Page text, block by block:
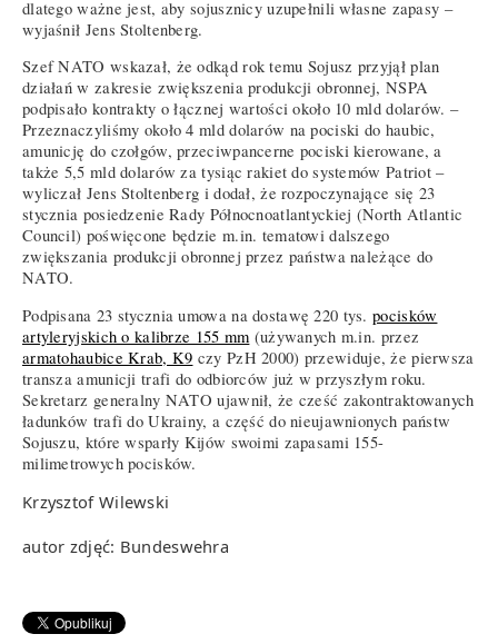
dlatego ważne jest, aby sojusznicy uzupełnili własne zapasy –
wyjaśnił Jens Stoltenberg.
Szef NATO wskazał, że odkąd rok temu Sojusz przyjął plan
działań w zakresie zwiększenia produkcji obronnej, NSPA
podpisało kontrakty o łącznej wartości około 10 mld dolarów. –
Przeznaczyliśmy około 4 mld dolarów na pociski do haubic,
amunicję do czołgów, przeciwpancerne pociski kierowane, a
także 5,5 mld dolarów za tysiąc rakiet do systemów Patriot –
wyliczał Jens Stoltenberg i dodał, że rozpoczynające się 23
stycznia posiedzenie Rady Północnoatlantyckiej (North Atlantic
Council) poświęcone będzie m.in. tematowi dalszego
zwiększania produkcji obronnej przez państwa należące do
NATO.
Podpisana 23 stycznia umowa na dostawę 220 tys.pocisków
artyleryjskich o kalibrze 155 mm (używanych m.in. przez
armatohaubice Krab, K9 czy PzH 2000) przewiduje, że pierwsza
transza amunicji trafi do odbiorców już w przyszłym roku.
Sekretarz generalny NATO ujawnił, że cześć zakontraktowanych
ładunków trafi do Ukrainy, a część do nieujawnionych państw
Sojuszu, które wsparły Kijów swoimi zapasami 155-
milimetrowych pocisków.
Krzysztof Wilewski
autor zdjęć: Bundeswehra